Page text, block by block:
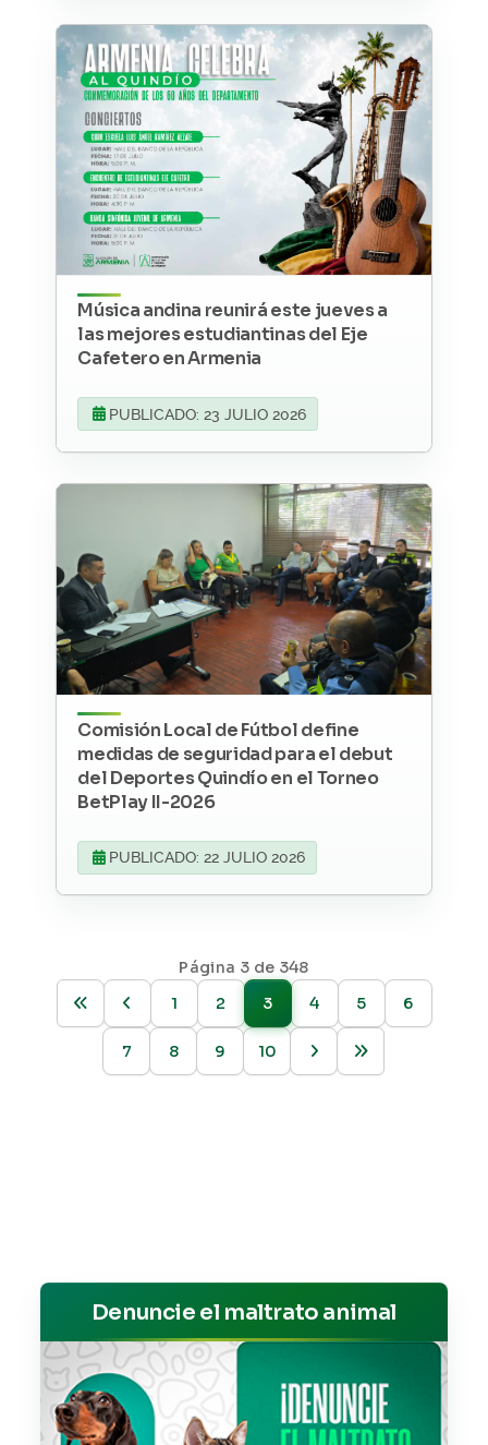
Música andina reunirá este jueves a
las mejores estudiantinas del Eje
Cafetero en Armenia
PUBLICADO: 23 JULIO 2026
Comisión Local de Fútbol define
medidas de seguridad para el debut
del Deportes Quindío en el Torneo
BetPlay II-2026
PUBLICADO: 22 JULIO 2026
Página 3 de 348
1
2 3 4 5 6
7 8 9 10
Denuncie el maltrato animal